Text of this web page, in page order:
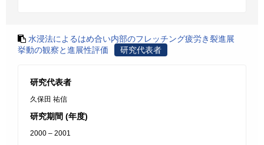
水浸法によるはめ合い内部のフレッチング疲労き裂進展
挙動の観察と進展性評価
研究代表者
研究代表者
久保田 祐信
研究期間 (年度)
2000 – 2001